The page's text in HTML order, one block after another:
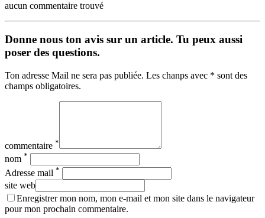
aucun commentaire trouvé
Donne nous ton avis sur un article. Tu peux aussi
poser des questions.
Ton adresse Mail ne sera pas publiée. Les chanps avec * sont des
champs obligatoires.
commentaire *
nom *
Adresse mail *
site web
Enregistrer mon nom, mon e-mail et mon site dans le navigateur
pour mon prochain commentaire.